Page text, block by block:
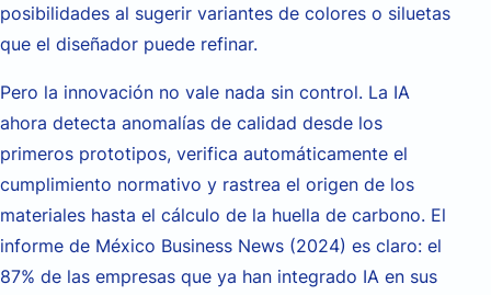
posibilidades al sugerir variantes de colores o siluetas
que el diseñador puede refinar.
Pero la innovación no vale nada sin control. La IA
ahora detecta anomalías de calidad desde los
primeros prototipos, verifica automáticamente el
cumplimiento normativo y rastrea el origen de los
materiales hasta el cálculo de la huella de carbono. El
informe de México Business News (2024) es claro: el
87% de las empresas que ya han integrado IA en sus